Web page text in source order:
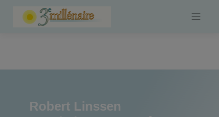
Robert Linssen